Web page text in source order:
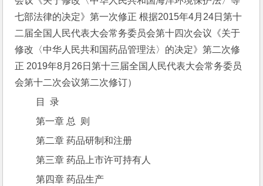
七部法律的决定》第一次修正 根据2015年4月24日第十
二届全国人民代表大会常务委员会第十四次会议《关于
修改〈中华人民共和国药品管理法〉的决定》第二次修
正 2019年8月26日第十三届全国人民代表大会常务委员
会第十二次会议第二次修订）
目  录
第一章 总  则
第二章 药品研制和注册
第三章 药品上市许可持有人
第四章 药品生产